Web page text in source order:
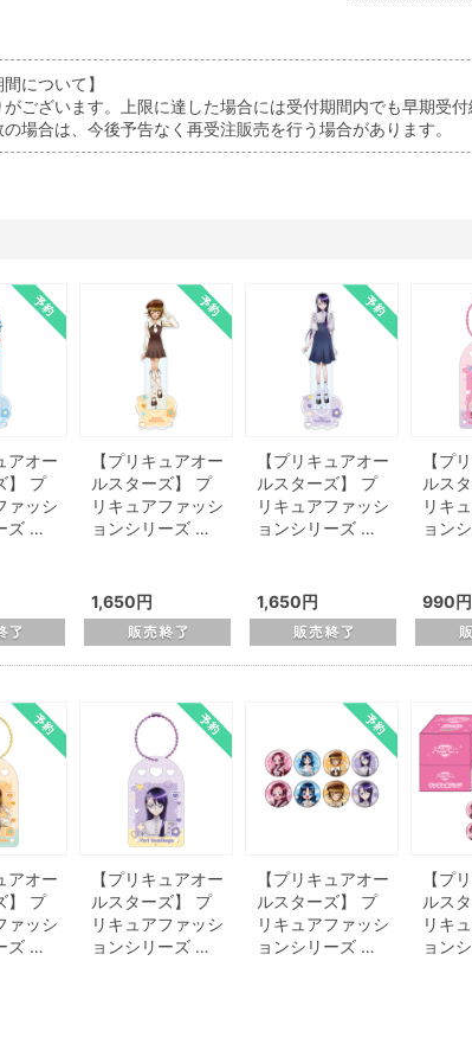
について】
ございます。上限に達した場合には受付期間内でも早期受付
場合は、今後予告なく再受注販売を行う場合があります。
アオー
】 プ
ァッシ
ズ …
【プリキュアオー
ルスターズ】 プ
リキュアファッシ
ョンシリーズ …
1,650円
【プリキュアオー
ルスターズ】 プ
リキュアファッシ
ョンシリーズ …
1,650円
【プ
ルス
リキ
ョン
990円
アオー
】 プ
ァッシ
ズ …
【プリキュアオー
ルスターズ】 プ
リキュアファッシ
ョンシリーズ …
【プリキュアオー
ルスターズ】 プ
リキュアファッシ
ョンシリーズ …
【プ
ルス
リキ
ョン